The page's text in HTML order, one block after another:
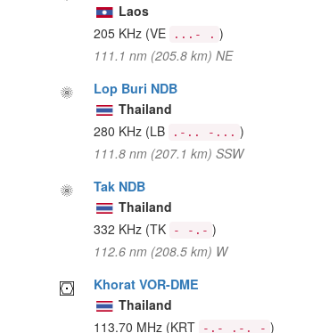
Laos
205 KHz (VE ...- . )
111.1 nm (205.8 km) NE
Lop Buri NDB
Thailand
280 KHz (LB .-.. -... )
111.8 nm (207.1 km) SSW
Tak NDB
Thailand
332 KHz (TK - -.- )
112.6 nm (208.5 km) W
Khorat VOR-DME
Thailand
113.70 MHz (KRT -.- .-. - )